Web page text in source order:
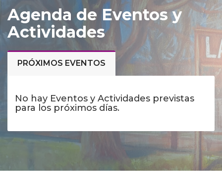
Agenda de Eventos y
Actividades
PRÓXIMOS EVENTOS
No hay Eventos y Actividades previstas
para los próximos días.